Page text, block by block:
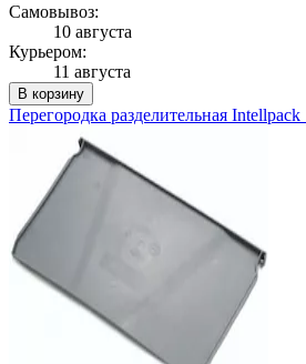
Самовывоз:
10 августа
Курьером:
11 августа
В корзину
Перегородка разделительная Intellpack